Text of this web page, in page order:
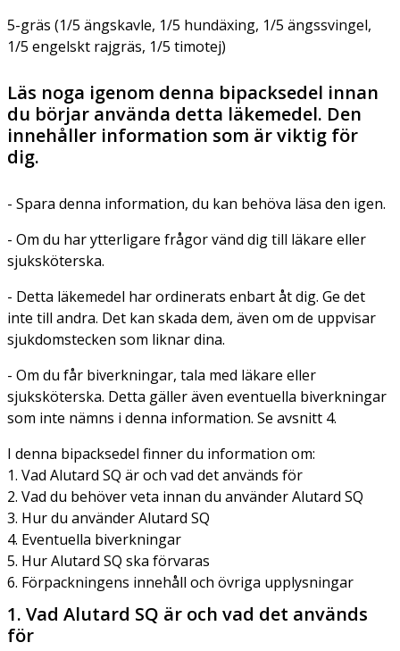
5-gräs (1/5 ängskavle, 1/5 hundäxing, 1/5 ängssvingel,
1/5 engelskt rajgräs, 1/5 timotej)
Läs noga igenom denna bipacksedel innan
du börjar använda detta läkemedel. Den
innehåller information som är viktig för
dig.
- Spara denna information, du kan behöva läsa den igen.
- Om du har ytterligare frågor vänd dig till läkare eller
sjuksköterska.
- Detta läkemedel har ordinerats enbart åt dig. Ge det
inte till andra. Det kan skada dem, även om de uppvisar
sjukdomstecken som liknar dina.
- Om du får biverkningar, tala med läkare eller
sjuksköterska. Detta gäller även eventuella biverkningar
som inte nämns i denna information. Se avsnitt 4.
I denna bipacksedel finner du information om:
1. Vad Alutard SQ är och vad det används för
2. Vad du behöver veta innan du använder Alutard SQ
3. Hur du använder Alutard SQ
4. Eventuella biverkningar
5. Hur Alutard SQ ska förvaras
6. Förpackningens innehåll och övriga upplysningar
1. Vad Alutard SQ är och vad det används
för